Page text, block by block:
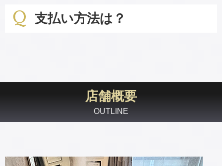
支払い方法は？
店舗概要
OUTLINE